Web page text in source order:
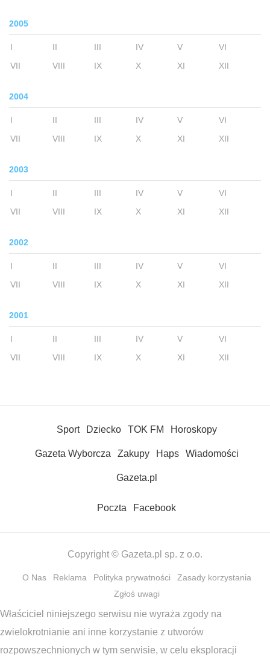
2005
I II III IV V
VI
VII
VIII IX X XI XII
2004
I II III IV V
VI
VII
VIII IX X XI XII
2003
I II III IV V
VI
VII
VIII IX X XI XII
2002
I II III IV V
VI
VII
VIII IX X XI XII
2001
I II III IV V
VI
VII
VIII IX X XI XII
Sport Dziecko TOK FM Horoskopy
Gazeta Wyborcza Zakupy Haps Wiadomości
Gazeta.pl
Poczta Facebook
Copyright © Gazeta.pl sp. z o.o.
O Nas Reklama Polityka prywatności
Zasady korzystania
Zgłoś uwagi
Właściciel niniejszego serwisu nie wyraża zgody na
zwielokrotnianie ani inne korzystanie z utworów
rozpowszechnionych w tym serwisie, w celu eksploracji